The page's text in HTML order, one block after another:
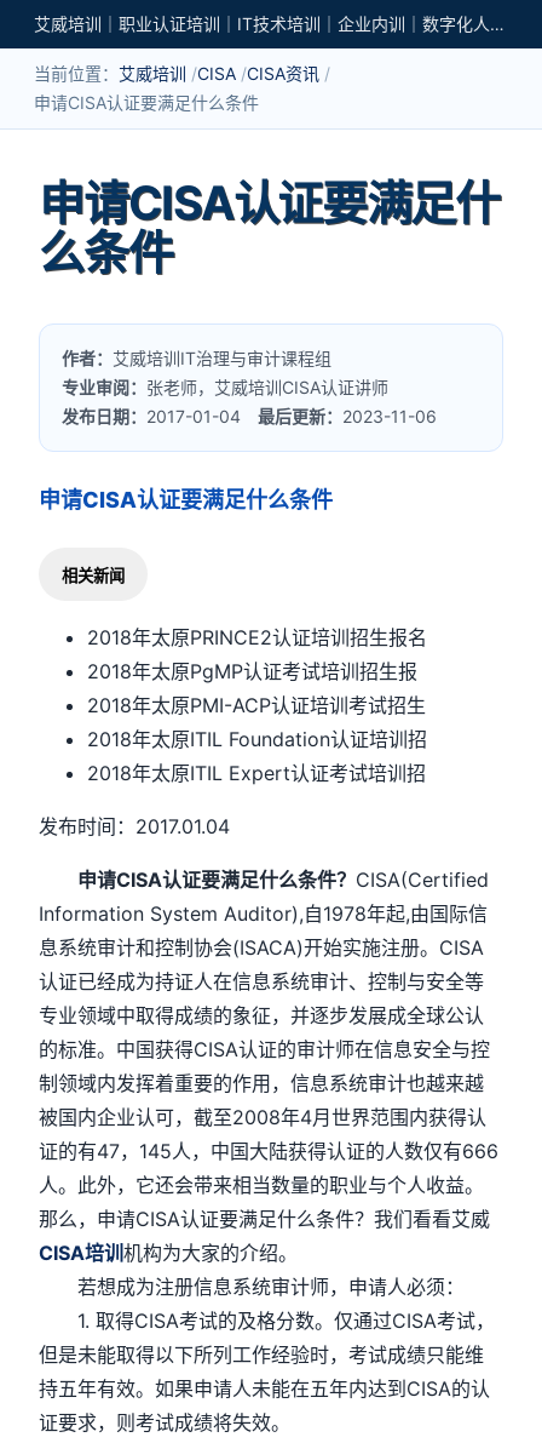
艾威培训｜职业认证培训｜IT技术培训｜企业内训｜数字化人才培养
当前位置： 艾威培训 CISA CISA资讯
申请CISA认证要满足什么条件
申请CISA认证要满足什
么条件
作者： 艾威培训IT治理与审计课程组
专业审阅： 张老师，艾威培训CISA认证讲师
发布日期： 2017-01-04最后更新： 2023-11-06
申请CISA认证要满足什么条件
相关新闻
2018年太原PRINCE2认证培训招生报名
2018年太原PgMP认证考试培训招生报
2018年太原PMI-ACP认证培训考试招生
2018年太原ITIL Foundation认证培训招
2018年太原ITIL Expert认证考试培训招
发布时间：2017.01.04
申请CISA认证要满足什么条件？ CISA(Certified
Information System Auditor),自1978年起,由国际信
息系统审计和控制协会(ISACA)开始实施注册。CISA
认证已经成为持证人在信息系统审计、控制与安全等
专业领域中取得成绩的象征，并逐步发展成全球公认
的标准。中国获得CISA认证的审计师在信息安全与控
制领域内发挥着重要的作用，信息系统审计也越来越
被国内企业认可，截至2008年4月世界范围内获得认
证的有47，145人，中国大陆获得认证的人数仅有666
人。此外，它还会带来相当数量的职业与个人收益。
那么，申请CISA认证要满足什么条件？我们看看艾威
CISA培训机构为大家的介绍。
若想成为注册信息系统审计师，申请人必须：
1. 取得CISA考试的及格分数。仅通过CISA考试，
但是未能取得以下所列工作经验时，考试成绩只能维
持五年有效。如果申请人未能在五年内达到CISA的认
证要求，则考试成绩将失效。